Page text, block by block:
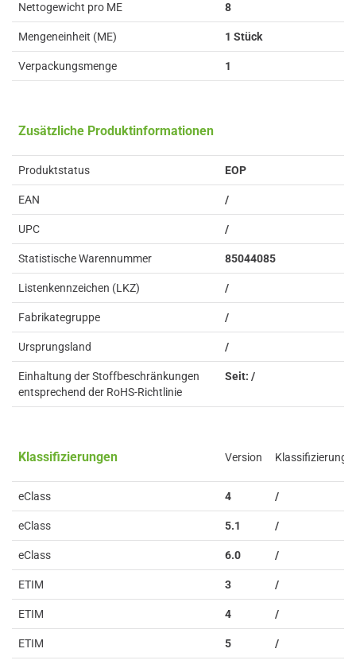
Nettogewicht pro ME 8
Mengeneinheit (ME) 1 Stück
Verpackungsmenge 1
Zusätzliche Produktinformationen
Produktstatus EOP
EAN /
UPC /
Statistische Warennummer 85044085
Listenkennzeichen (LKZ) /
Fabrikategruppe /
Ursprungsland /
Einhaltung der Stoffbeschränkungen
entsprechend der RoHS-Richtlinie
Seit: /
Klassifizierungen Version Klassifizierung
eClass 4 /
eClass 5.1 /
eClass 6.0 /
ETIM 3 /
ETIM 4 /
ETIM 5 /